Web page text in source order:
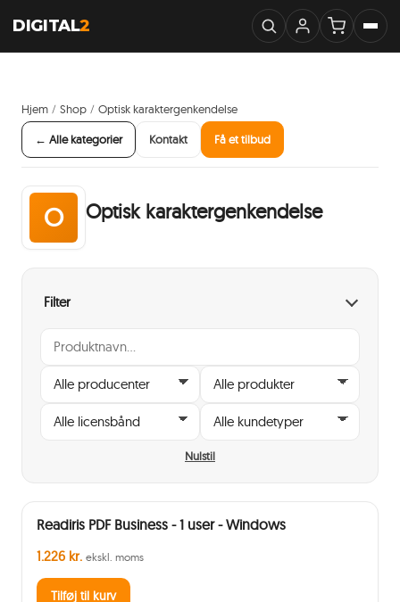
DIGITAL2
Hjem / Shop / Optisk karaktergenkendelse
← Alle kategorier Kontakt Få et tilbud
O Optisk karaktergenkendelse
Filter
Nulstil
Readiris PDF Business - 1 user - Windows
1.226 kr. ekskl. moms
Tilføj til kurv